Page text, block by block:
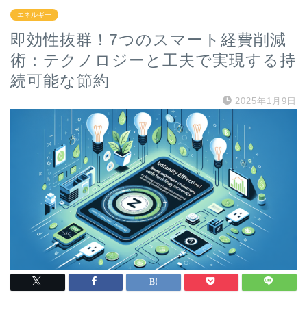
エネルギー
即効性抜群！7つのスマート経費削減
術：テクノロジーと工夫で実現する持
続可能な節約
2025年1月9日